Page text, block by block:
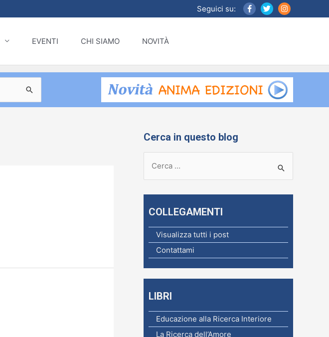
Seguici su:
EVENTI CHI SIAMO NOVITÀ
Cerca in questo blog
e
COLLEGAMENTI
Visualizza tutti i post
Contattami
LIBRI
Educazione alla Ricerca Interiore
La Ricerca dell’Amore